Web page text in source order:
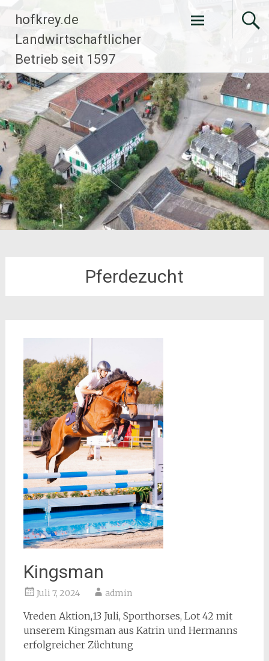
Zum
Inhalt
springen
hofkrey.de
Landwirtschaftlicher
Betrieb seit 1597
Pferdezucht
Kingsman
Juli 7, 2024 admin
Vreden Aktion,13 Juli, Sporthorses, Lot 42 mit
unserem Kingsman aus Katrin und Hermanns
erfolgreicher Züchtung